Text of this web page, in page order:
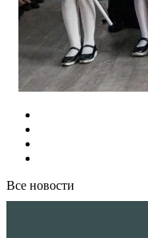
Все новости